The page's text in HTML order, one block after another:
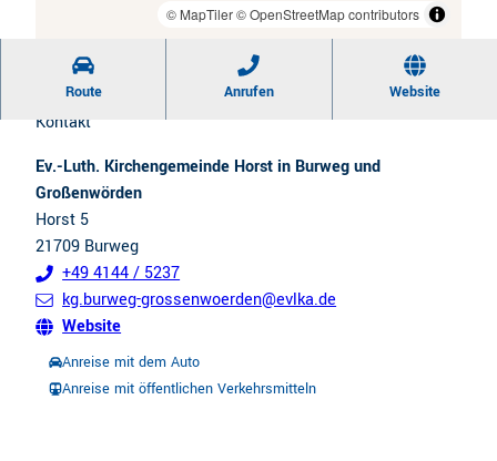
© MapTiler© OpenStreetMap contributors
Route Anrufen Website
Kontakt
Ev.-Luth. Kirchengemeinde Horst in Burweg und
Großenwörden
Horst 5
21709 Burweg
+49 4144 / 5237
kg.burweg-grossenwoerden@evlka.de
Website
Anreise mit dem Auto
Anreise mit öffentlichen Verkehrsmitteln